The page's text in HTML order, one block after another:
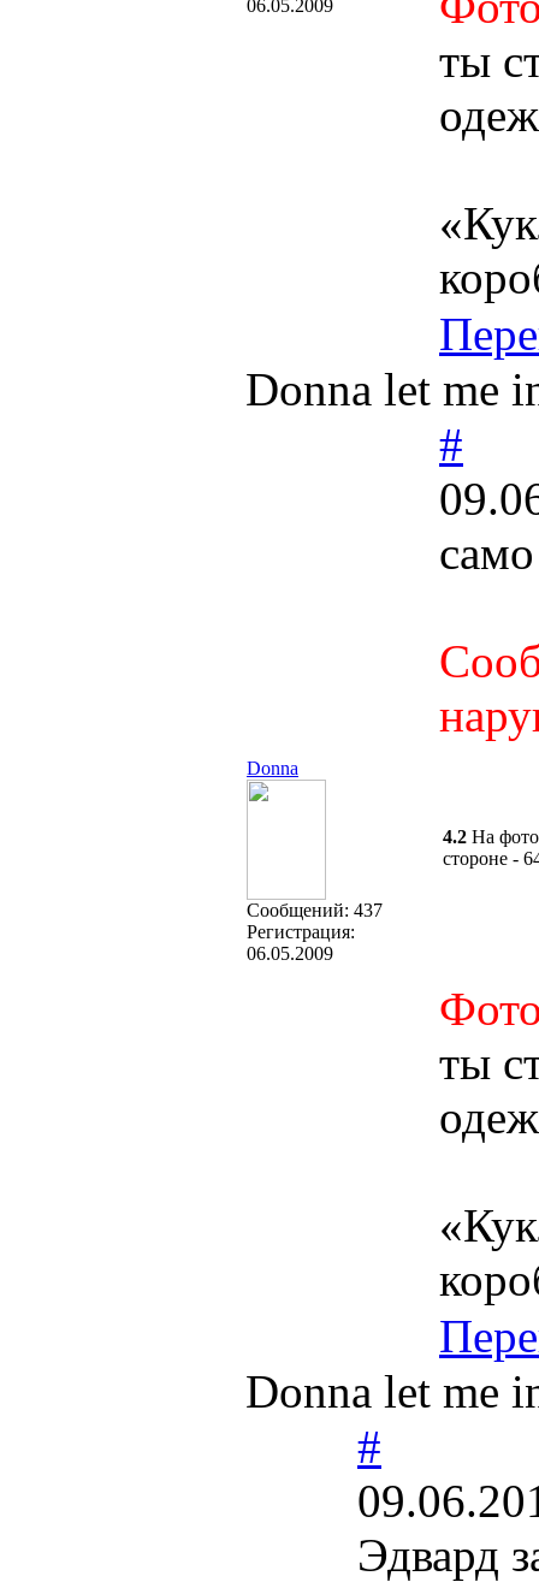
06.05.2009
ты
Donna let me
Donna
Cообщений: 437
Регистрация:
06.05.2009
#
4.2 На
стороне -
ты
Donna let me
#
Эдвард